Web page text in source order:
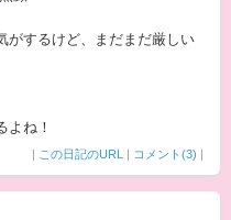
がするけど、まだまだ厳しい
よね！
| この日記のURL | コメント(3) |